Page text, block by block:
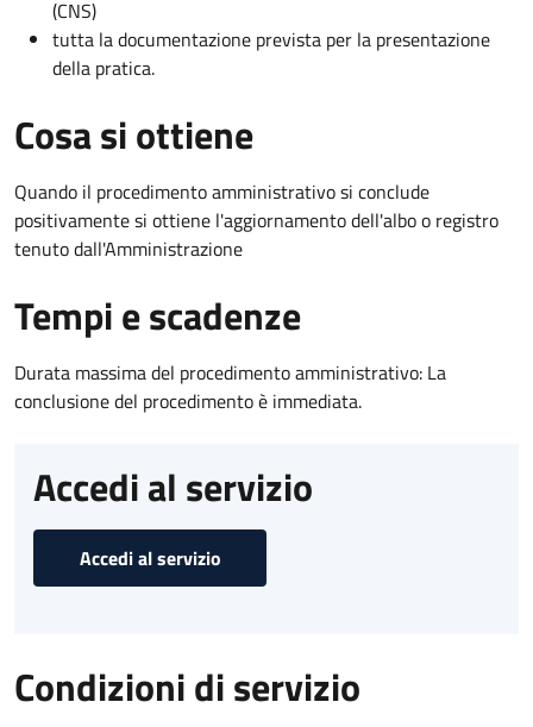
(CNS)
tutta la documentazione prevista per la presentazione
della pratica.
Cosa si ottiene
Quando il procedimento amministrativo si conclude
positivamente si ottiene l'aggiornamento dell'albo o registro
tenuto dall'Amministrazione
Tempi e scadenze
Durata massima del procedimento amministrativo: La
conclusione del procedimento è immediata.
Accedi al servizio
Accedi al servizio
Condizioni di servizio